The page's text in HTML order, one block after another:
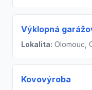
Výklopná
Lokalita: Olomouc,
Kovovýroba